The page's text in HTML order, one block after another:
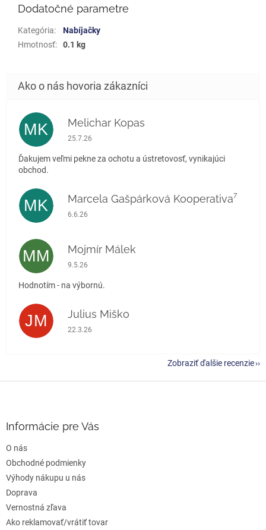
Dodatočné parametre
Kategória:
Nabíjačky
Hmotnosť: 0.1 kg
MK Melichar Kopas
Hodnotenie obchodu je 5 z 5 hviezdičiek.
25.7.26
Ďakujem veľmi pekne za ochotu a ústretovosť, vynikajúci
obchod.
MK Marcela Gašpárková Kooperativa⁷
Hodnotenie obchodu je 5 z 5 hviezdičiek.
6.6.26
MM Mojmír Málek
Hodnotenie obchodu je 5 z 5 hviezdičiek.
9.5.26
Hodnotím - na výbornú.
JM Julius Miško
Hodnotenie obchodu je 5 z 5 hviezdičiek.
22.3.26
Zobraziť ďalšie recenzie
e
Informácie pre Vás
O nás
Obchodné podmienky
Výhody nákupu u nás
Doprava
Vernostná zľava
Ako reklamovať/vrátiť tovar